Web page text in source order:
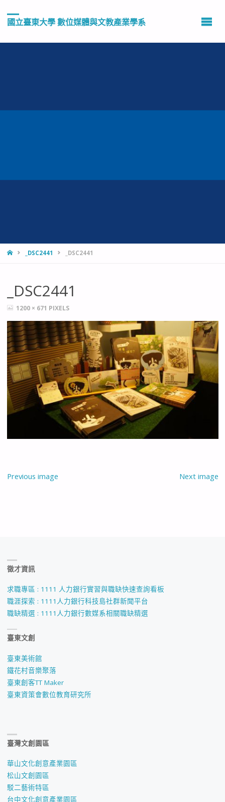
國立臺東大學 數位媒體與文教產業學系
HOME_DSC2441 _DSC2441
_DSC2441
FULL1200 × 671 PIXELS
Previous image Next image
徵才資訊
求職專區 : 1111 人力銀行實習與職缺快速查詢看板
職涯探索 : 1111人力銀行科技島社群新聞平台
職缺精選 : 1111人力銀行數媒系相關職缺精選
臺東文創
臺東美術館
鐵花村音樂聚落
臺東創客TT Maker
臺東資策會數位教育研究所
臺灣文創園區
華山文化創意產業園區
松山文創園區
駁二藝術特區
台中文化創意產業園區